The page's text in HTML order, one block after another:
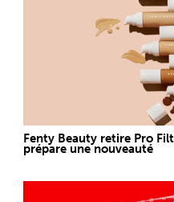
Fenty Beauty retire Pro
prépare une nouveauté